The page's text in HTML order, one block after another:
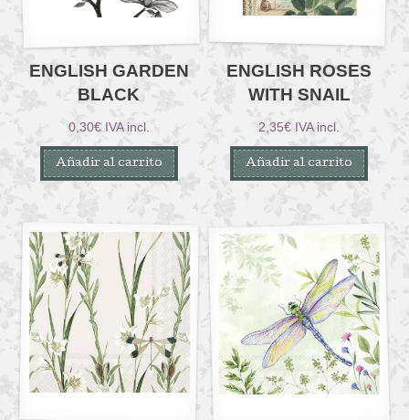
ENGLISH GARDEN
BLACK
0,30€ IVA incl.
Añadir al carrito
ENGLISH ROSES
WITH SNAIL
2,35€ IVA incl.
Añadir al carrito